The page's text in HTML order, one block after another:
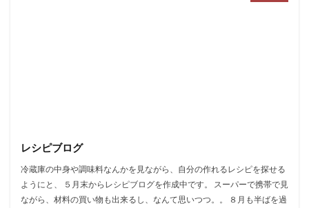
レシピブログ
冷蔵庫の中身や調味料なんかを見ながら、自分の作れるレシピを探せる
ようにと、 ５月末からレシピブログを作成中です。 スーパーで携帯で見
ながら、材料の買い物も出来るし、なんて思いつつ。。 ８月も半ばを過